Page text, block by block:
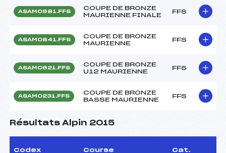
ASAM0981.FFS
COUPE DE BRONZE
MAURIENNE FINALE
FFS
ASAM0841.FFS
COUPE DE BRONZE
MAURIENNE
FFS
ASAM0621.FFS
COUPE DE BRONZE
U12 MAURIENNE
FFS
ASAM0231.FFS
COUPE DE BRONZE
BASSE MAURIENNE
FFS
Résultats Alpin 2015
Codex Course Cat.